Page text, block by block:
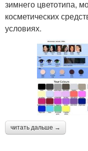
зимнего цветотипа,
косметических
условиях.
читать дальше →